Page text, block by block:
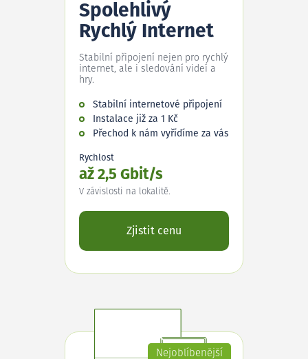
Spolehlivý
Rychlý Internet
Stabilní připojení nejen pro rychlý
internet, ale i sledování videí a
hry.
Stabilní internetové připojení
Instalace již za 1 Kč
Přechod k nám vyřídíme za vás
Rychlost
až 2,5 Gbit/s
V závislosti na lokalitě.
Zjistit cenu
Nejoblíbenější